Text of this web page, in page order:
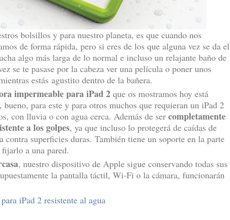
bolsillos y para nuestro planeta, es que cuando nos
de forma rápida, pero si eres de los que alguna vez se da el
algo más larga de lo normal e incluso un relajante baño de
se te pasase por la cabeza ver una película o poner unos
estás agustito dentro de la bañera.
impermeable para iPad 2 que os mostramos hoy está
bueno, para este y para otros muchos que requieran un iPad 2
con lluvia o con agua cerca. Además de ser completamente
a los golpes, ya que incluso lo protegerá de caídas de
contra superficies duras. También tiene un soporte en la parte
a una pared.
, nuestro dispositivo de Apple sigue conservando todas sus
la pantalla táctil, Wi-Fi o la cámara, funcionarán
iPad 2 resistente al agua